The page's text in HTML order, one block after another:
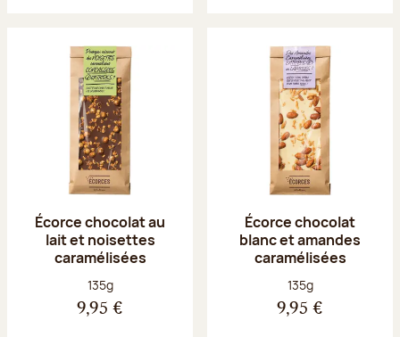
Écorce chocolat au
lait et noisettes
caramélisées
Poids net :
135g
9,95 €
Écorce chocolat
blanc et amandes
caramélisées
Poids net :
135g
9,95 €